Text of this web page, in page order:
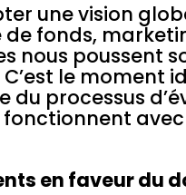
une vision
fonds,
nous poussent
le moment
processus
en faveur du